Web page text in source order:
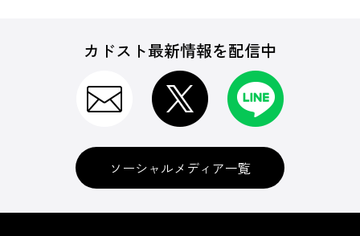
カドスト最新情報を配信中
ソーシャルメディア一覧